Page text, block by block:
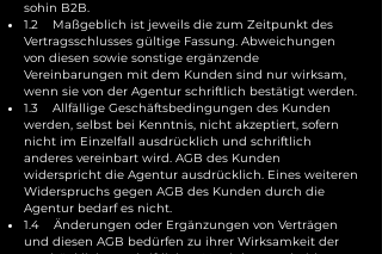
sohin B2B.
1.2 Maßgeblich ist jeweils die zum Zeitpunkt des
Vertragsschlusses gültige Fassung. Abweichungen
von diesen sowie sonstige ergänzende
Vereinbarungen mit dem Kunden sind nur wirksam,
wenn sie von der Agentur schriftlich bestätigt werden.
1.3 Allfällige Geschäftsbedingungen des Kunden
werden, selbst bei Kenntnis, nicht akzeptiert, sofern
nicht im Einzelfall ausdrücklich und schriftlich
anderes vereinbart wird. AGB des Kunden
widerspricht die Agentur ausdrücklich. Eines weiteren
Widerspruchs gegen AGB des Kunden durch die
Agentur bedarf es nicht.
1.4 Änderungen oder Ergänzungen von Verträgen
und diesen AGB bedürfen zu ihrer Wirksamkeit der